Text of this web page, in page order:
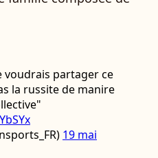
voudrais partager ce
la russite de manire
19 mai